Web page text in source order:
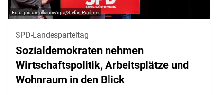
picture alliance/dpa/Stefan Puchner
SPD-Landesparteitag
Sozialdemokraten nehmen
Wirtschaftspolitik, Arbeitsplätze und
Wohnraum in den Blick